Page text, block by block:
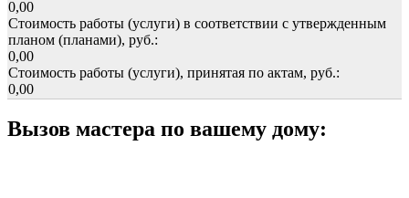
0,00
Стоимость работы (услуги) в соответствии с утвержденным
планом (планами), руб.:
0,00
Стоимость работы (услуги), принятая по актам, руб.:
0,00
Вызов мастера по вашему дому: